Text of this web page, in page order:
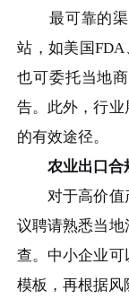
最可靠的渠
站，如美国FDA
也可委托当地
告。此外，行
的有效途径。
农业出口合
对于高价值产
议聘请熟悉当
查。中小企业可
模板，再根据风